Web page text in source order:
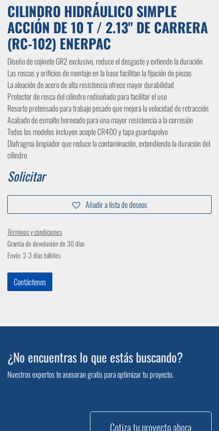
CILINDRO HIDRÁULICO SIMPLE
ACCIÓN DE 10 T / 2.13" DE CARRERA
(RC-102) ENERPAC
Diseño de cojinete GR2 exclusivo, reduce el desgaste y extiende la duración
Las roscas y orificios de montaje en la base facilitan la fijación de piezas
La aleación de acero de alta resistencia ofrece mayor durabilidad
Protector de rosca del cilindro rediseñado para facilitar el uso
Resorte pretensado para trabajo pesado que mejora la velocidad de retracción
Acabado de esmalte horneado para una mayor resistencia a la corrosión
Todos los modelos incluyen acople CR400 y tapa guardapolvo
Diafragma limpiador que reduce la contaminación, extendiendo la duración del
cilindro
Solicitar
Añadir a lista de deseos
Términos y condiciones
Grantía de devolución de 30 días
Envío: 2-3 días hábiles
Contáctenos
¿No encuentras lo que estás buscando?
Nuestros expertos te asesoran gratis para optimizar tu proyecto.
Cotiza tu proyecto ahora